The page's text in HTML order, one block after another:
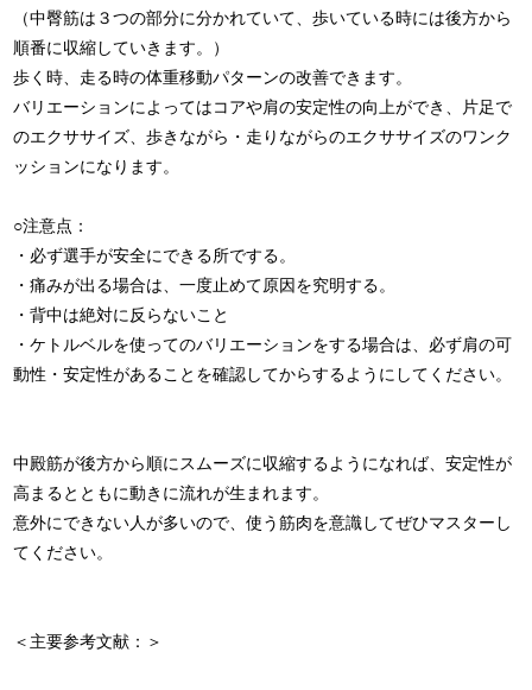
（中臀筋は３つの部分に分かれていて、歩いている時には後方から
順番に収縮していきます。）
歩く時、走る時の体重移動パターンの改善できます。
バリエーションによってはコアや肩の安定性の向上ができ、片足で
のエクササイズ、歩きながら・走りながらのエクササイズのワンク
ッションになります。
○注意点：
・必ず選手が安全にできる所でする。
・痛みが出る場合は、一度止めて原因を究明する。
・背中は絶対に反らないこと
・ケトルベルを使ってのバリエーションをする場合は、必ず肩の可
動性・安定性があることを確認してからするようにしてください。
中殿筋が後方から順にスムーズに収縮するようになれば、安定性が
高まるとともに動きに流れが生まれます。
意外にできない人が多いので、使う筋肉を意識してぜひマスターし
てください。
＜主要参考文献：＞